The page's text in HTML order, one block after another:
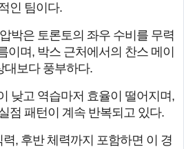
인 팀이다.
박은 토론토의 좌우 수비를 무력
이며, 박스 근처에서의 찬스 메이
대보다 풍부하다.
낮고 역습마저 효율이 떨어지며,
점 패턴이 계속 반복되고 있다.
, 후반 체력까지 포함하면 이 경